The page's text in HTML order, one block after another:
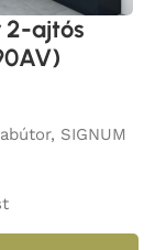
2-ajtós
, SIGNUM